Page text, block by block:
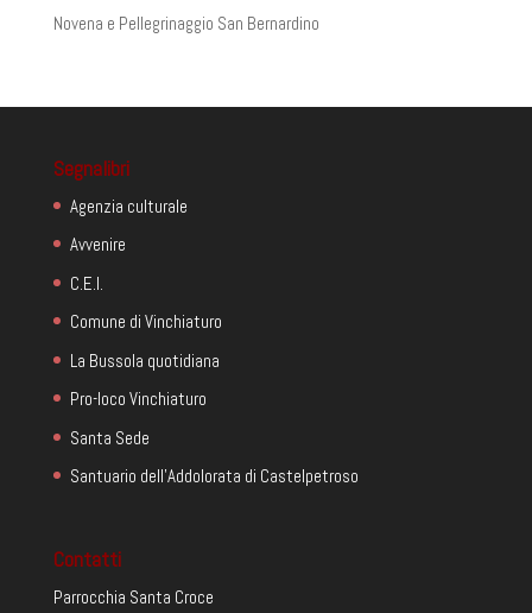
Novena e Pellegrinaggio San Bernardino
Segnalibri
Agenzia culturale
Avvenire
C.E.I.
Comune di Vinchiaturo
La Bussola quotidiana
Pro-loco Vinchiaturo
Santa Sede
Santuario dell'Addolorata di Castelpetroso
Contatti
Parrocchia Santa Croce